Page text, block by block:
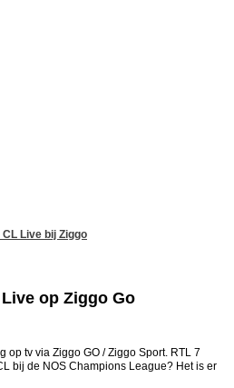
Live bij Ziggo
op Ziggo Go
op tv via Ziggo GO / Ziggo Sport. RTL 7
bij de NOS Champions League? Het is er